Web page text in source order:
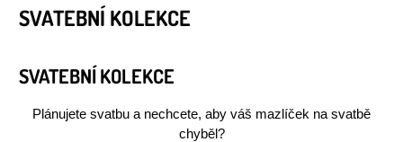
SVATEBNÍ KOLEKCE
SVATEBNÍ KOLEKCE
Plánujete svatbu a nechcete, aby váš mazlíček na svatbě
chyběl?